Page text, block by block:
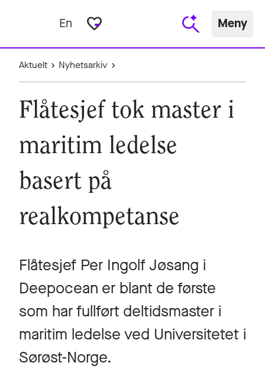
En favorite_border Meny
Aktuelt Nyhetsarkiv
Flåtesjef tok master i
maritim ledelse
basert på
realkompetanse
Flåtesjef Per Ingolf Jøsang i
Deepocean er blant de første
som har fullført deltidsmaster i
maritim ledelse ved Universitetet i
Sørøst-Norge.